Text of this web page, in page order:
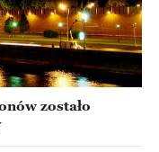
zostało